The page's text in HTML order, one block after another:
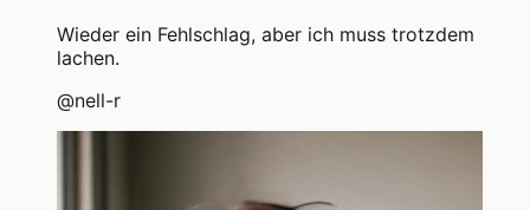
Wieder ein Fehlschlag, aber ich muss trotzdem
lachen.
@nell-r